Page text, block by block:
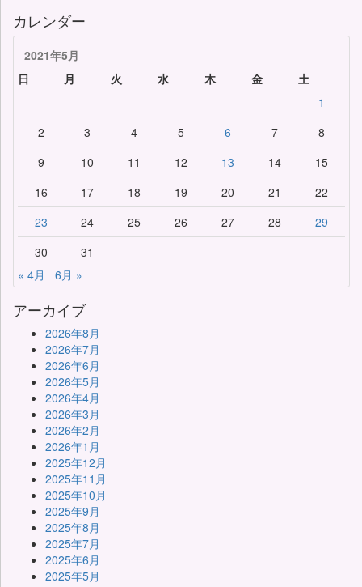
カレンダー
2021年5月
日
月 火 水 木 金
土
1
2
3 4 5 6 7
8
9
10 11 12 13 14
15
16
17 18 19 20 21
22
23
24 25 26 27 28
29
30
31
« 4月
6月 »
アーカイブ
2026年8月
2026年7月
2026年6月
2026年5月
2026年4月
2026年3月
2026年2月
2026年1月
2025年12月
2025年11月
2025年10月
2025年9月
2025年8月
2025年7月
2025年6月
2025年5月